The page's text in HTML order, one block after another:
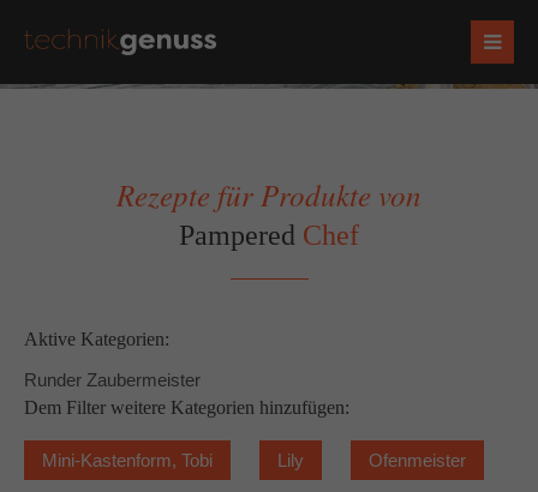
Rezepte für Produkte von
Pampered Chef
Aktive Kategorien:
Runder Zaubermeister
Dem Filter weitere Kategorien hinzufügen:
Mini-Kastenform, Tobi Lily Ofenmeister